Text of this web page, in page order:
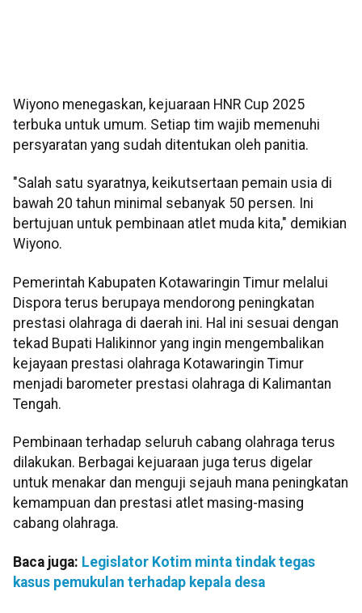
Wiyono menegaskan, kejuaraan HNR Cup 2025
terbuka untuk umum. Setiap tim wajib memenuhi
persyaratan yang sudah ditentukan oleh panitia.
"Salah satu syaratnya, keikutsertaan pemain usia di
bawah 20 tahun minimal sebanyak 50 persen. Ini
bertujuan untuk pembinaan atlet muda kita," demikian
Wiyono.
Pemerintah Kabupaten Kotawaringin Timur melalui
Dispora terus berupaya mendorong peningkatan
prestasi olahraga di daerah ini. Hal ini sesuai dengan
tekad Bupati Halikinnor yang ingin mengembalikan
kejayaan prestasi olahraga Kotawaringin Timur
menjadi barometer prestasi olahraga di Kalimantan
Tengah.
Pembinaan terhadap seluruh cabang olahraga terus
dilakukan. Berbagai kejuaraan juga terus digelar
untuk menakar dan menguji sejauh mana peningkatan
kemampuan dan prestasi atlet masing-masing
cabang olahraga.
Baca juga: Legislator Kotim minta tindak tegas
kasus pemukulan terhadap kepala desa